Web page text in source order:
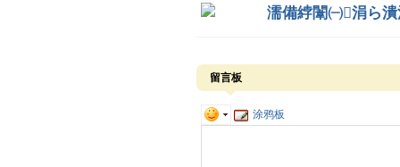
濡備綍闈㈠涓ら
留言板
涂鸦板